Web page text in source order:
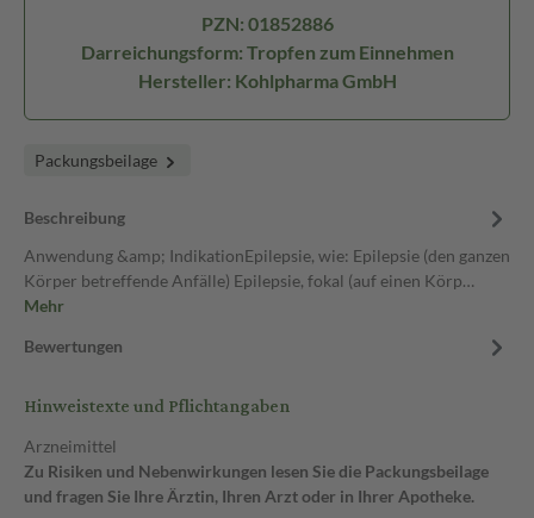
PZN: 01852886
Darreichungsform: Tropfen zum Einnehmen
Hersteller: Kohlpharma GmbH
Packungsbeilage
Beschreibung
Anwendung &amp; IndikationEpilepsie, wie: Epilepsie (den ganzen
Körper betreffende Anfälle) Epilepsie, fokal (auf einen Körp…
Mehr
Bewertungen
Hinweistexte und Pflichtangaben
Arzneimittel
Zu Risiken und Nebenwirkungen lesen Sie die Packungsbeilage
und fragen Sie Ihre Ärztin, Ihren Arzt oder in Ihrer Apotheke.